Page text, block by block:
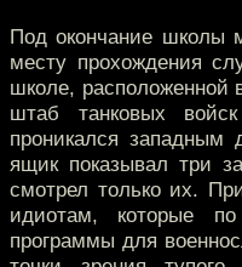
Под окончание школы
месту прохождения
школе, расположенной
штаб танковых
проникался
ящик показывал три
смотрел только их.
идиотам, которые
программы для